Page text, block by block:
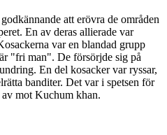
att erövra de områden
En av deras allierade var
var en blandad grupp
"fri man". De försörjde sig på
En del kosacker var ryssar,
banditer. Det var i spetsen för
av mot Kuchum khan.